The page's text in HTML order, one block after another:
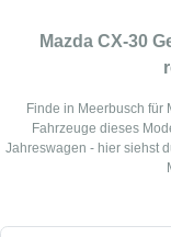
Mazda CX-30
Finde in Meerbusch für
Fahrzeuge dieses
Jahreswagen - hier siehst